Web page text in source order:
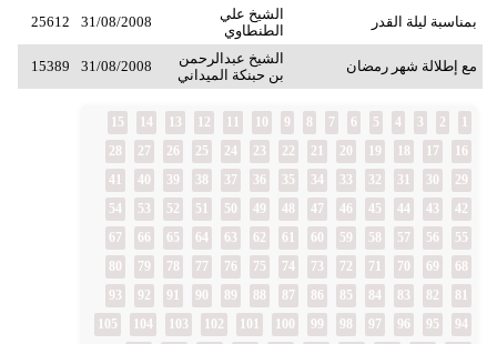
بمناسبة ليلة القدر
الشيخ علي
الطنطاوي
31/08/2008
25612
مع إطلالة شهر رمضان
الشيخ عبدالرحمن
بن حبنكة الميداني
31/08/2008
15389
2
3
4
5
6
7
8
9
12
13
14
15
16
17
18
19
20
21
22
23
24
25
26
27
28
29
30
31
32
33
34
35
36
37
38
39
40
41
42
43
44
45
46
47
48
49
50
51
52
53
54
55
56
57
58
59
60
61
62
63
64
65
66
67
68
69
70
71
72
73
74
75
76
77
78
79
80
81
82
83
84
85
86
87
88
89
90
91
92
93
94
95
96
97
98
99
102
103
104
105